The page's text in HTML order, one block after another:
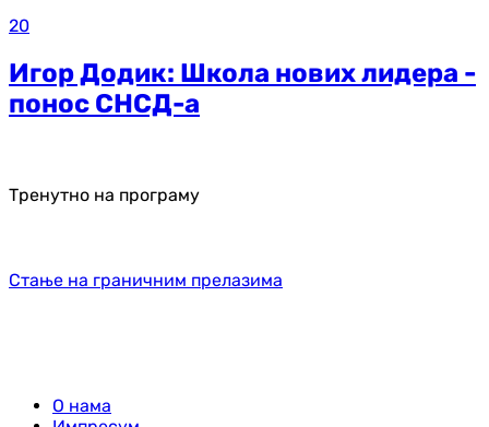
20
Игор Додик: Школа нових лидера -
понос СНСД-а
Тренутно на програму
Стање на граничним прелазима
О нама